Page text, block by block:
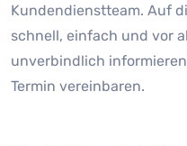
Kundendienstteam. Auf
schnell, einfach und vor
unverbindlich
Termin vereinbaren.